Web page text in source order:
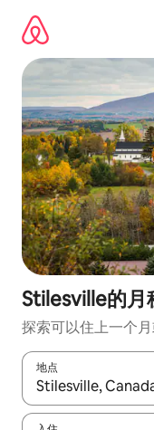
Stilesville的月
探索可以住上一个
地点
如有搜索结果，请